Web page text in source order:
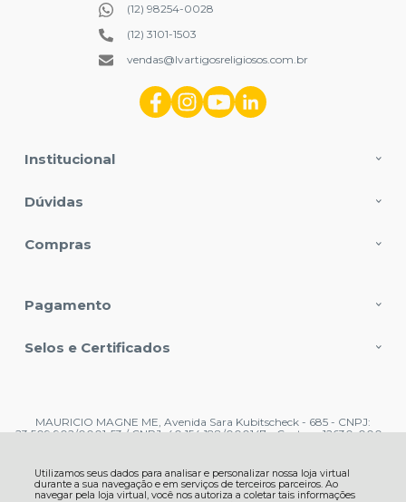
Utilizamos seus dados para analisar e personalizar nossa loja virtual
durante a sua navegação e em serviços de terceiros parceiros. Ao
navegar pela loja virtual, você nos autoriza a coletar tais informações
Institucional
Dúvidas
Compras
(12) 98254-0028
(12) 3101-1503
vendas@lvartigosreligiosos.com.br
Pagamento
Selos e Certificados
MAURICIO MAGNE ME, Avenida Sara Kubitscheck - 685 - CNPJ:
23.509.902/0001-53 / CNPJ: 40.154.188/000147 - Centro - 12630-000 -
Distribuidora de Artigos Religiosos - 2026